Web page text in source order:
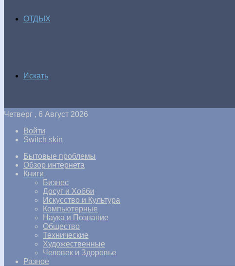
ОТДЫХ
Искать
Четверг , 6 Август 2026
Войти
Switch skin
Бытовые проблемы
Обзор интернета
Книги
Бизнес
Досуг и Хобби
Искусство и Культура
Компьютерные
Наука и Познание
Общество
Технические
Художественные
Человек и Здоровье
Разное